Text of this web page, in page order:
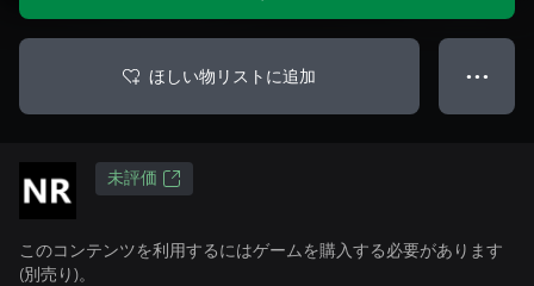
ほしい物リストに追加 ● ● ●
未評価
このコンテンツを利用するにはゲームを購入する必要があります
(別売り)。